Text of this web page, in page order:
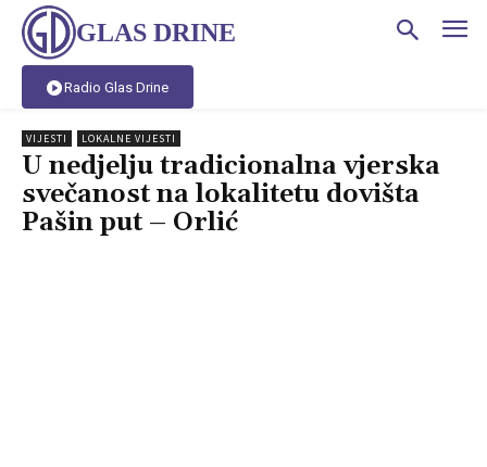
GLAS DRINE
Radio Glas Drine
VIJESTI LOKALNE VIJESTI
U nedjelju tradicionalna vjerska
svečanost na lokalitetu dovišta
Pašin put – Orlić